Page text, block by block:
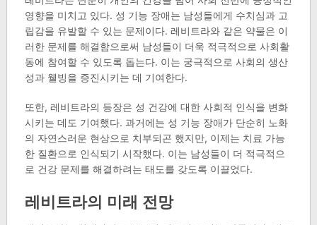
영향을 미치고 있다. 성 기능 장애는 남성들에게 수치심과 고
립감을 유발할 수 있는 문제이다. 레비트라와 같은 약물은 이
러한 문제를 해결함으로써 남성들이 더욱 적극적으로 사회활
동에 참여할 수 있도록 돕는다. 이는 궁극적으로 사회의 생산
성과 웰빙을 증진시키는 데 기여한다.
또한, 레비트라의 등장은 성 건강에 대한 사회적 인식을 변화
시키는 데도 기여했다. 과거에는 성 기능 장애가 단순히 노화
의 자연스러운 현상으로 치부되곤 했지만, 이제는 치료 가능
한 질환으로 인식되기 시작했다. 이는 남성들이 더 적극적으
로 건강 문제를 해결하려는 태도를 갖도록 이끌었다.
레비트라의 미래 전망